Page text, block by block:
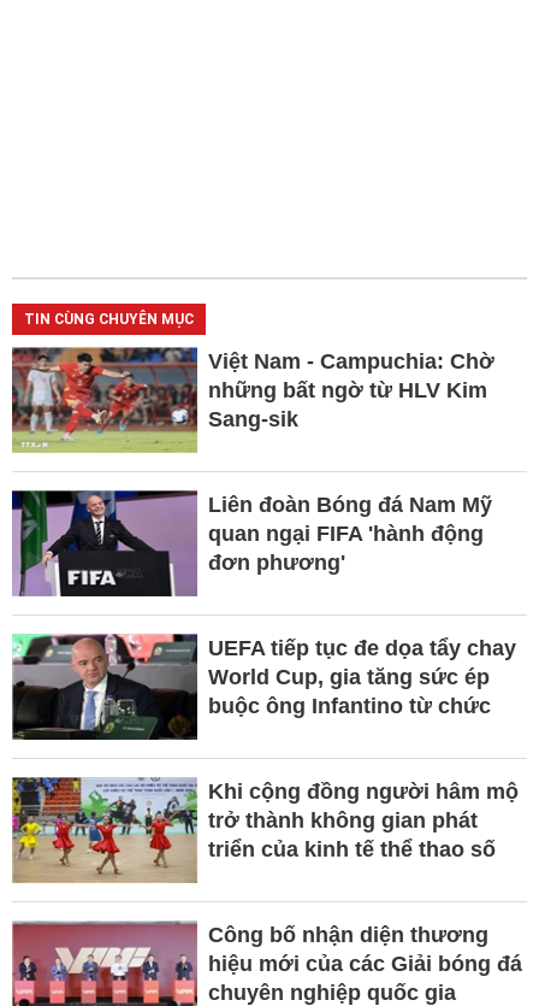
TIN CÙNG CHUYÊN MỤC
Việt Nam - Campuchia: Chờ
những bất ngờ từ HLV Kim
Sang-sik
Liên đoàn Bóng đá Nam Mỹ
quan ngại FIFA 'hành động
đơn phương'
UEFA tiếp tục đe dọa tẩy chay
World Cup, gia tăng sức ép
buộc ông Infantino từ chức
Khi cộng đồng người hâm mộ
trở thành không gian phát
triển của kinh tế thể thao số
Công bố nhận diện thương
hiệu mới của các Giải bóng đá
chuyên nghiệp quốc gia